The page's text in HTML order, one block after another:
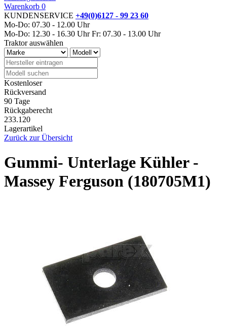
Warenkorb 0
KUNDENSERVICE +49(0)6127 - 99 23 60
Mo-Do: 07.30 - 12.00 Uhr
Mo-Do: 12.30 - 16.30 Uhr Fr: 07.30 - 13.00 Uhr
Traktor auswählen
Kostenloser
Rückversand
90 Tage
Rückgaberecht
233.120
Lagerartikel
Zurück zur Übersicht
Gummi- Unterlage Kühler -
Massey Ferguson (180705M1)